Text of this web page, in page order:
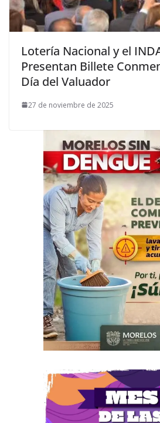
Lotería Nacional y el
Presentan Billete
Día del Valuador
27 de noviembre de 2025